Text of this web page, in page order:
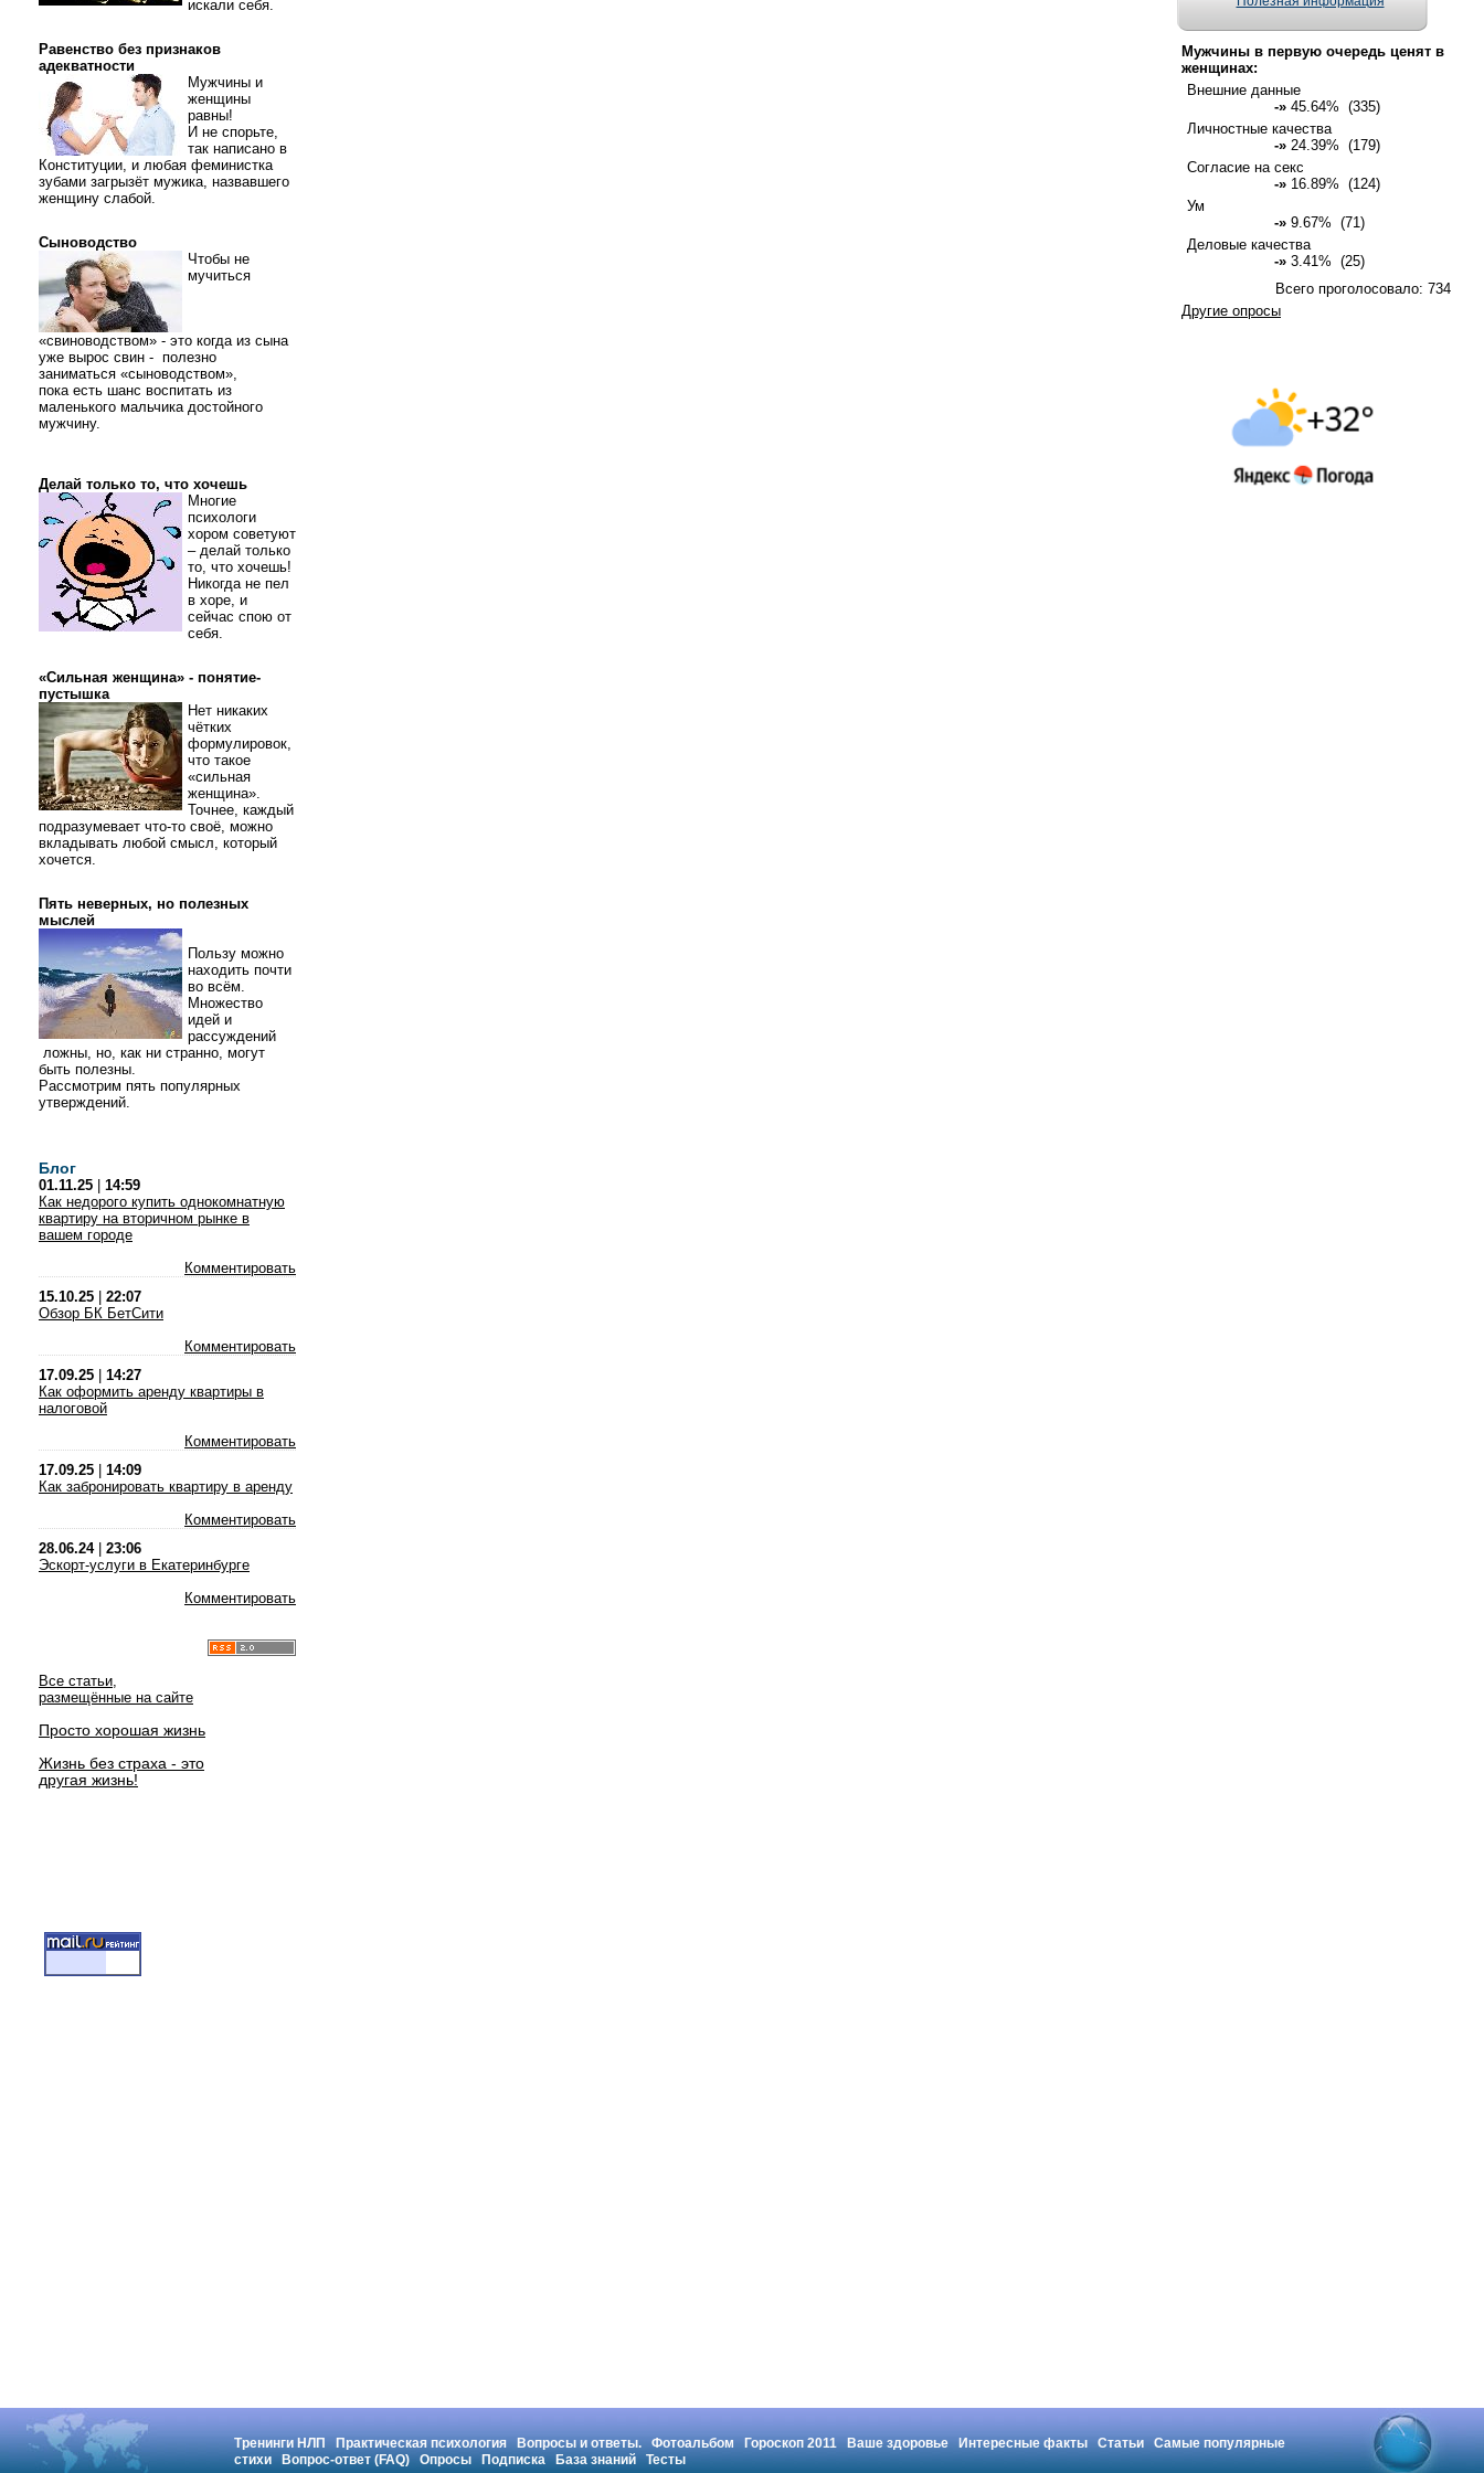
искали себя.
Равенство без признаков
адекватности
Мужчины и
женщины
равны!
И не спорьте,
так написано в
Конституции, и любая феминистка
зубами загрызёт мужика, назвавшего
женщину слабой.
Сыноводство
Чтобы не
мучиться
«свиноводством» - это когда из сына
уже вырос свин - полезно
заниматься «сыноводством»,
пока есть шанс воспитать из
маленького мальчика достойного
мужчину.
Делай только то, что хочешь
Многие
психологи
хором советуют
– делай только
то, что хочешь!
Никогда не пел
в хоре, и
сейчас спою от
себя.
«Сильная женщина» - понятие-
пустышка
Нет никаких
чётких
формулировок,
что такое
«сильная
женщина».
Точнее, каждый
подразумевает что-то своё, можно
вкладывать любой смысл, который
хочется.
Пять неверных, но полезных
мыслей
Пользу можно
находить почти
во всём.
Множество
идей и
рассуждений
ложны, но, как ни странно, могут
быть полезны.
Рассмотрим пять популярных
утверждений.
Блог
01.11.25
14:59
Как недорого купить однокомнатную
квартиру на вторичном рынке в
вашем городе
Комментировать
15.10.25
22:07
Обзор БК БетСити
Комментировать
17.09.25
14:27
Как оформить аренду квартиры в
налоговой
Комментировать
17.09.25
14:09
Как забронировать квартиру в аренду
Комментировать
28.06.24| 23:06
Эскорт-услуги в Екатеринбурге
Комментировать
Все статьи,
размещённые на сайте
Просто хорошая жизнь
Жизнь без страха - это
другая жизнь!
Мужчины в первую очередь ценят в
женщинах:
Внешние данные
-» 45.64% (335)
Личностные качества
-» 24.39% (179)
Согласие на секс
-» 16.89% (124)
Ум
-» 9.67% (71)
Деловые качества
-» 3.41% (25)
Всего проголосовало: 734
Другие опросы
Тренинги НЛП Практическая психология Вопросы и ответы. Фотоальбом Гороскоп 2011 Ваше здоровье Интересные факты Статьи
Самые популярные
стихи
Вопрос-ответ (FAQ) Опросы Подписка База знаний Тесты